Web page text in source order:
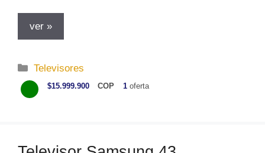
ver »
C
a
t
Televisores
$15.999.900 COP 1 oferta